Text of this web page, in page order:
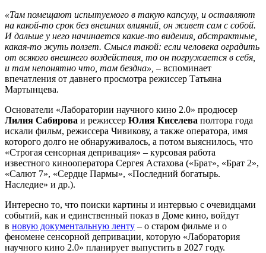
«Там помещают испытуемого в такую капсулу, и оставляют
на какой-то срок без внешних влияний, он живет сам с собой.
И дальше у него начинается какие-то видения, абстрактные,
какая-то жуть ползет. Смысл такой: если человека оградить
от всякого внешнего воздействия, то он погружается в себя,
и там непонятно что, там бездна», – вспоминает
впечатления от давнего просмотра режиссер Татьяна
Мартынцева.
Основатели «Лаборатории научного кино 2.0» продюсер
Лилия Сабирова и режиссер Юлия Киселева полтора года
искали фильм, режиссера Чивикову, а также оператора, имя
которого долго не обнаруживалось, а потом выяснилось, что
«Строгая сенсорная депривация» – курсовая работа
известного кинооператора Сергея Астахова («Брат», «Брат 2»,
«Салют 7», «Сердце Пармы», «Последний богатырь.
Наследие» и др.).
Интересно то, что поиски картины и интервью с очевидцами
событий, как и единственный показ в Доме кино, войдут
в новую документальную ленту – о старом фильме и о
феномене сенсорной депривации, которую «Лаборатория
научного кино 2.0» планирует выпустить в 2027 году.